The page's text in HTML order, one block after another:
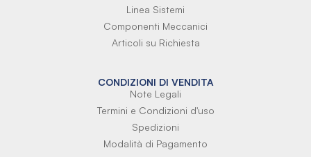
Linea Sistemi
Componenti Meccanici
Articoli su Richiesta
CONDIZIONI DI VENDITA
Note Legali
Termini e Condizioni d'uso
Spedizioni
Modalità di Pagamento